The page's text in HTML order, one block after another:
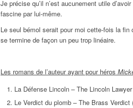
Je précise qu’il n’est aucunement utile
fascine par lui-même.
Le seul bémol serait pour moi cette-fois la
se termine de façon un peu trop linéaire.
Les romans de l’auteur ayant pour héros
La Défense Lincoln – The Lincoln Lawyer
Le Verdict du plomb – The Brass